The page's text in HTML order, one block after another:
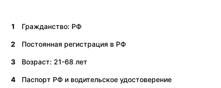
1 Гражданство: РФ
2 Постоянная регистрация в РФ
3 Возраст: 21-68 лет
4 Паспорт РФ и водительское удостоверение